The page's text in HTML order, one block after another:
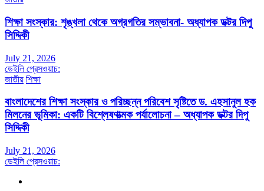
শিক্ষা সংস্কার: শৃঙ্খলা থেকে অগ্রগতির সম্ভাবনা- অধ্যাপক ডক্টর দিপু
সিদ্দিকী
July 21, 2026
ডেইলি প্রেসওয়াচ:
জাতীয় শিক্ষা
বাংলাদেশের শিক্ষা সংস্কার ও পরিচ্ছন্ন পরিবেশ সৃষ্টিতে ড. এহসানুল হক
মিলনের ভূমিকা: একটি বিশ্লেষণাত্মক পর্যালোচনা – অধ্যাপক ডক্টর দিপু
সিদ্দিকী
July 21, 2026
ডেইলি প্রেসওয়াচ: